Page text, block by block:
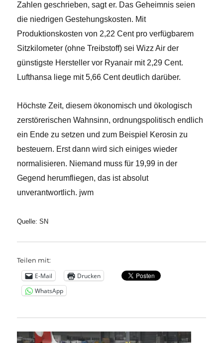
Zahlen geschrieben, sagt er. Das Geheimnis seien
die niedrigen Gestehungskosten. Mit
Produktionskosten von 2,22 Cent pro verfügbarem
Sitzkilometer (ohne Treibstoff) sei Wizz Air der
günstigste Hersteller vor Ryanair mit 2,29 Cent.
Lufthansa liege mit 5,66 Cent deutlich darüber.
Höchste Zeit, diesem ökonomisch und ökologisch
zerstörerischen Wahnsinn, ordnungspolitisch endlich
ein Ende zu setzen und zum Beispiel Kerosin zu
besteuern. Erst dann wird sich einiges wieder
normalisieren. Niemand muss für 19,99 in der
Gegend herumfliegen, das ist absolut
unverantwortlich. jwm
Quelle: SN
Teilen mit:
E-Mail
Drucken
WhatsApp